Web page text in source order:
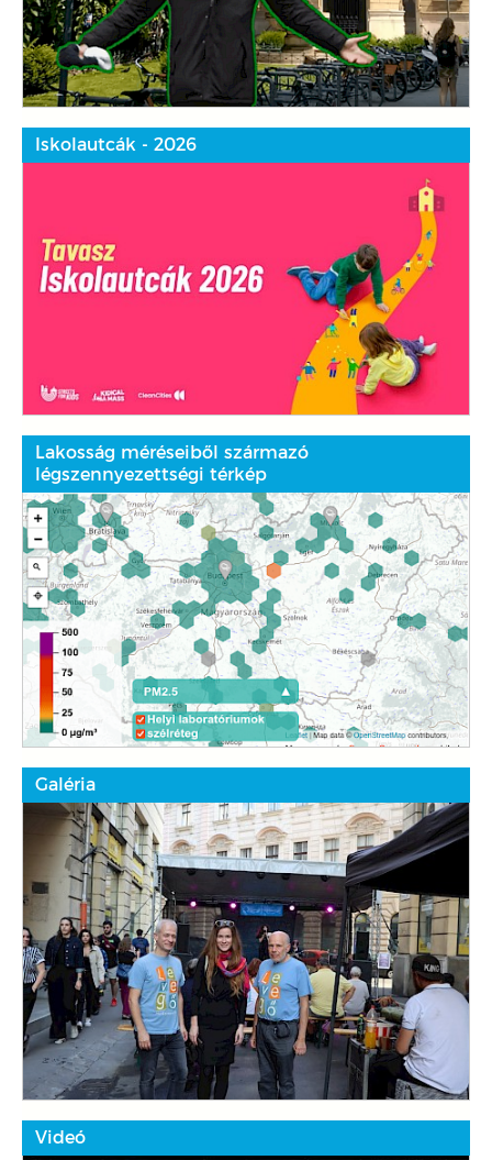
Iskolautcák - 2026
Lakosság méréseiből származó
légszennyezettségi térkép
Galéria
Videó